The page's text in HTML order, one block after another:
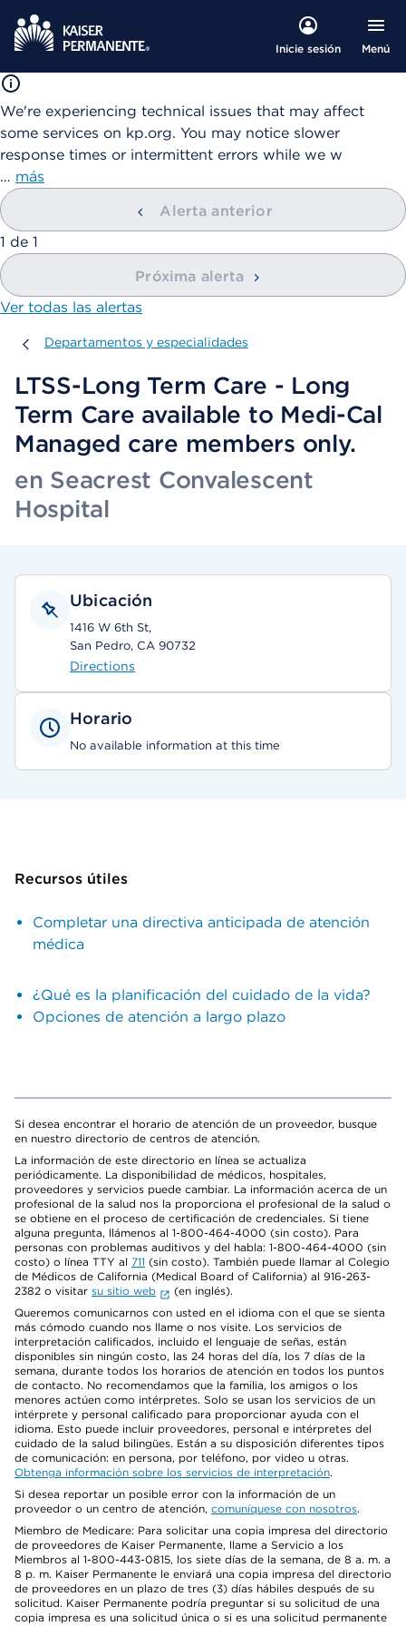
Inicie sesión Menú
We're experiencing technical issues that may affect
some services on kp.org. You may notice slower
response times or intermittent errors while we w
… más
Alerta anterior
mostrando
1 de 1
Próxima alerta
Ver todas las alertas
Departamentos y especialidades
Departamentos y especialidades
LTSS-Long Term Care - Long
Term Care available to Medi-Cal
Managed care members only.
en Seacrest Convalescent
Hospital
Ubicación
1416 W 6th St,
San Pedro, CA 90732
Directions
Horario
No available information at this time
Recursos útiles
Completar una directiva anticipada de atención
médica
¿Qué es la planificación del cuidado de la vida?
Opciones de atención a largo plazo
Si desea encontrar el horario de atención de un proveedor, busque
en nuestro directorio de centros de atención.
La información de este directorio en línea se actualiza
periódicamente. La disponibilidad de médicos, hospitales,
proveedores y servicios puede cambiar. La información acerca de un
profesional de la salud nos la proporciona el profesional de la salud o
se obtiene en el proceso de certificación de credenciales. Si tiene
alguna pregunta, llámenos al 1-800-464-4000 (sin costo). Para
personas con problemas auditivos y del habla: 1-800-464-4000 (sin
costo) o línea TTY al 711 (sin costo). También puede llamar al Colegio
de Médicos de California (Medical Board of California) al 916-263-
2382 o visitar su sitio web
(en inglés).
Queremos comunicarnos con usted en el idioma con el que se sienta
más cómodo cuando nos llame o nos visite. Los servicios de
interpretación calificados, incluido el lenguaje de señas, están
disponibles sin ningún costo, las 24 horas del día, los 7 días de la
semana, durante todos los horarios de atención en todos los puntos
de contacto. No recomendamos que la familia, los amigos o los
menores actúen como intérpretes. Solo se usan los servicios de un
intérprete y personal calificado para proporcionar ayuda con el
idioma. Esto puede incluir proveedores, personal e intérpretes del
cuidado de la salud bilingües. Están a su disposición diferentes tipos
de comunicación: en persona, por teléfono, por video u otras.
Obtenga información sobre los servicios de interpretación.
Si desea reportar un posible error con la información de un
proveedor o un centro de atención, comuníquese con nosotros.
Miembro de Medicare: Para solicitar una copia impresa del directorio
de proveedores de Kaiser Permanente, llame a Servicio a los
Miembros al 1-800-443-0815, los siete días de la semana, de 8 a. m. a
8 p. m. Kaiser Permanente le enviará una copia impresa del directorio
de proveedores en un plazo de tres (3) días hábiles después de su
solicitud. Kaiser Permanente podría preguntar si su solicitud de una
copia impresa es una solicitud única o si es una solicitud permanente